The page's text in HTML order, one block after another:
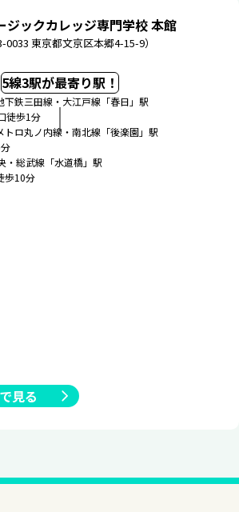
ジックカレッジ専門学校 本館
0033 東京都文京区本郷4-15-9）
5線3駅が最寄り駅！
下鉄三田線・大江戸線「春日」駅
徒歩1分
トロ丸ノ内線・南北線「後楽園」駅
・総武線「水道橋」駅
歩10分
見る